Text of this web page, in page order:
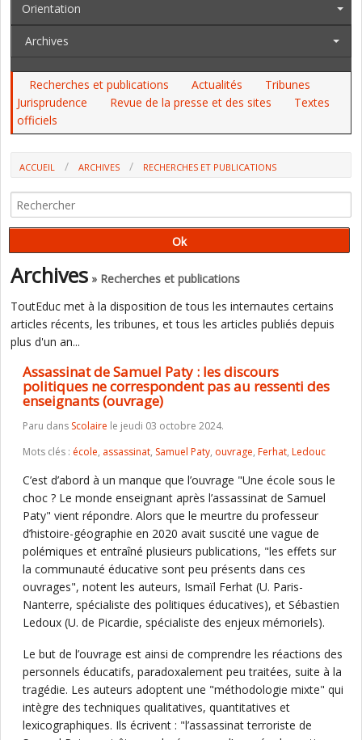
Orientation
Archives
Recherches et publications Actualités
Tribunes
Jurisprudence
Revue de la presse et des sites
Textes
officiels
ACCUEIL ARCHIVES
RECHERCHES ET PUBLICATIONS
CORRESPONDENT PAS AU RESSENTI DES ENSEIGNANTS (OUVRAGE)
Archives » Recherches et publications
ToutEduc met à la disposition de tous les internautes certains
articles récents, les tribunes, et tous les articles publiés depuis
plus d'un an...
Assassinat de Samuel Paty : les discours
politiques ne correspondent pas au ressenti des
enseignants (ouvrage)
Paru dans Scolaire le jeudi 03 octobre 2024.
Mots clés : école, assassinat, Samuel Paty, ouvrage, Ferhat, Ledouc
C’est d’abord à un manque que l’ouvrage "Une école sous le
choc ? Le monde enseignant après l’assassinat de Samuel
Paty" vient répondre. Alors que le meurtre du professeur
d’histoire-géographie en 2020 avait suscité une vague de
polémiques et entraîné plusieurs publications, "les effets sur
la communauté éducative sont peu présents dans ces
ouvrages", notent les auteurs, Ismaïl Ferhat (U. Paris-
Nanterre, spécialiste des politiques éducatives), et Sébastien
Ledoux (U. de Picardie, spécialiste des enjeux mémoriels).
Le but de l’ouvrage est ainsi de comprendre les réactions des
personnels éducatifs, paradoxalement peu traitées, suite à la
tragédie. Les auteurs adoptent une "méthodologie mixte" qui
intègre des techniques qualitatives, quantitatives et
lexicographiques. Ils écrivent : "l’assassinat terroriste de